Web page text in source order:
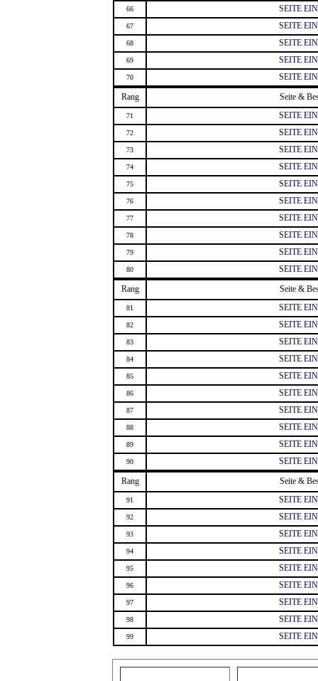
66 SEITE
67 SEITE
68 SEITE
69 SEITE
70
SEITE
Rang
Seite &
71 SEITE
72 SEITE
73 SEITE
74 SEITE
75 SEITE
76 SEITE
77 SEITE
78 SEITE
79 SEITE
80
SEITE
Rang
Seite &
81 SEITE
82 SEITE
83 SEITE
84 SEITE
85 SEITE
86 SEITE
87 SEITE
88 SEITE
89 SEITE
90
SEITE
Rang
Seite &
91 SEITE
92 SEITE
93 SEITE
94 SEITE
95 SEITE
96 SEITE
97 SEITE
98 SEITE
99 SEITE